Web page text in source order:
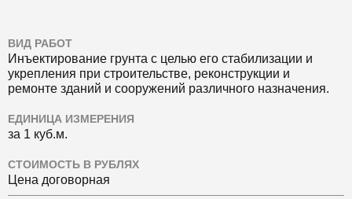
ВИД РАБОТ
Инъектирование грунта с целью его стабилизации и
укрепления при строительстве, реконструкции и
ремонте зданий и сооружений различного назначения.
ЕДИНИЦА ИЗМЕРЕНИЯ
за 1 куб.м.
СТОИМОСТЬ В РУБЛЯХ
Цена договорная